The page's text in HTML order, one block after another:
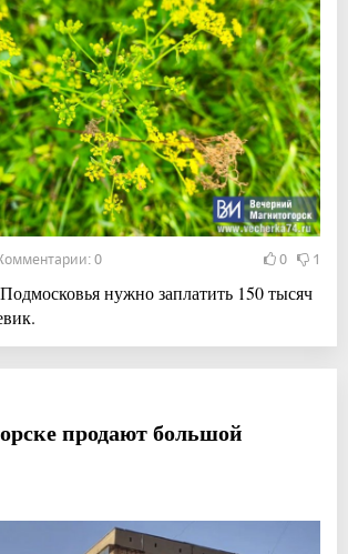
0 0 1
нужно заплатить 150 тысяч
продают большой